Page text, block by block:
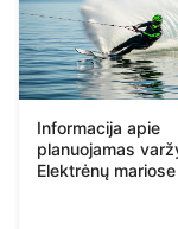
Informacija apie
planuojamas
Elektrėnų mariose